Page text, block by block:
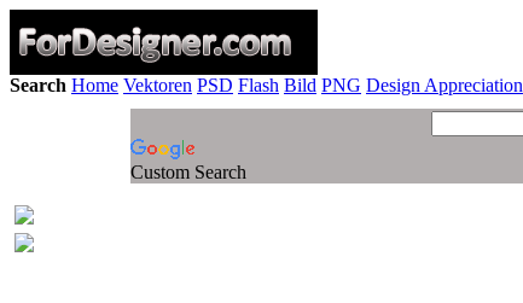
Search Home Vektoren PSD Flash Bild PNG Design Appreciation
Custom Search